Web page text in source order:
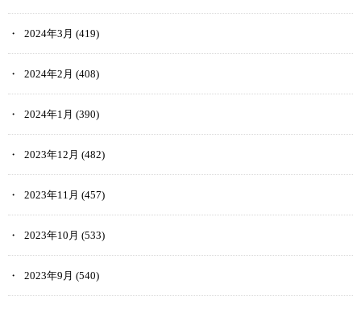
2024年3月 (419)
2024年2月 (408)
2024年1月 (390)
2023年12月 (482)
2023年11月 (457)
2023年10月 (533)
2023年9月 (540)